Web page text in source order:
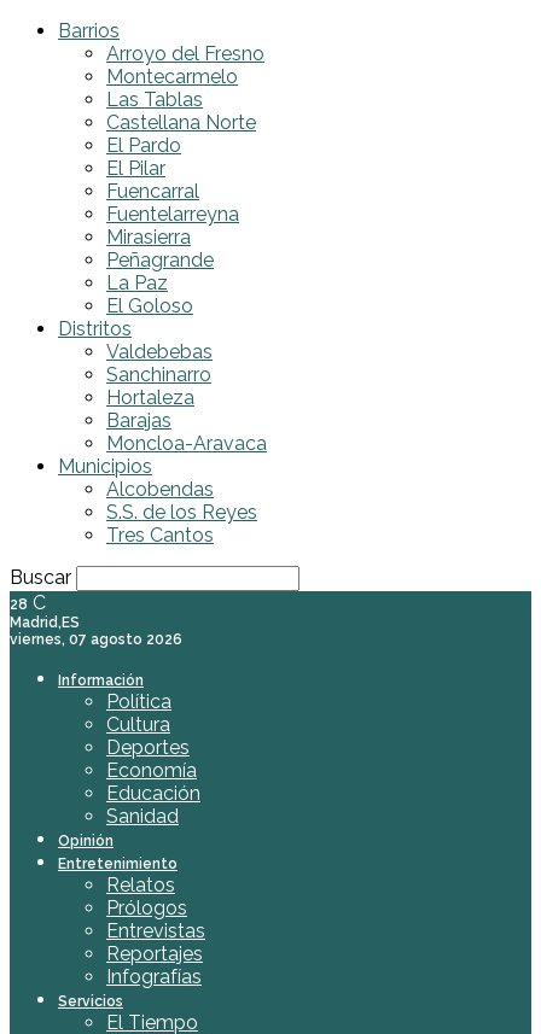
Barrios
Arroyo del Fresno
Montecarmelo
Las Tablas
Castellana Norte
El Pardo
El Pilar
Fuencarral
Fuentelarreyna
Mirasierra
Peñagrande
La Paz
El Goloso
Distritos
Valdebebas
Sanchinarro
Hortaleza
Barajas
Moncloa-Aravaca
Municipios
Alcobendas
S.S. de los Reyes
Tres Cantos
Buscar
28 C
Madrid,ES
viernes, 07 agosto 2026
Información
Política
Cultura
Deportes
Economía
Educación
Sanidad
Opinión
Entretenimiento
Relatos
Prólogos
Entrevistas
Reportajes
Infografías
Servicios
El Tiempo